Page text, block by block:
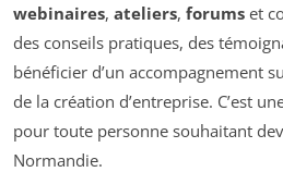
webinaires, ateliers, forums et
des conseils pratiques, des
bénéficier d’un accompagnement
de la création d’entreprise. C’est
pour toute personne souhaitant
Normandie.